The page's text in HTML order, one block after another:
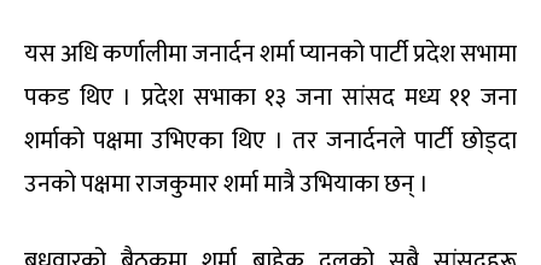
यस अधि कर्णालीमा जनार्दन शर्मा प्यानको पार्टी प्रदेश सभामा
पकड थिए । प्रदेश सभाका १३ जना सांसद मध्य ११ जना
शर्माको पक्षमा उभिएका थिए । तर जनार्दनले पार्टी छोड्दा
उनको पक्षमा राजकुमार शर्मा मात्रै उभियाका छन् ।